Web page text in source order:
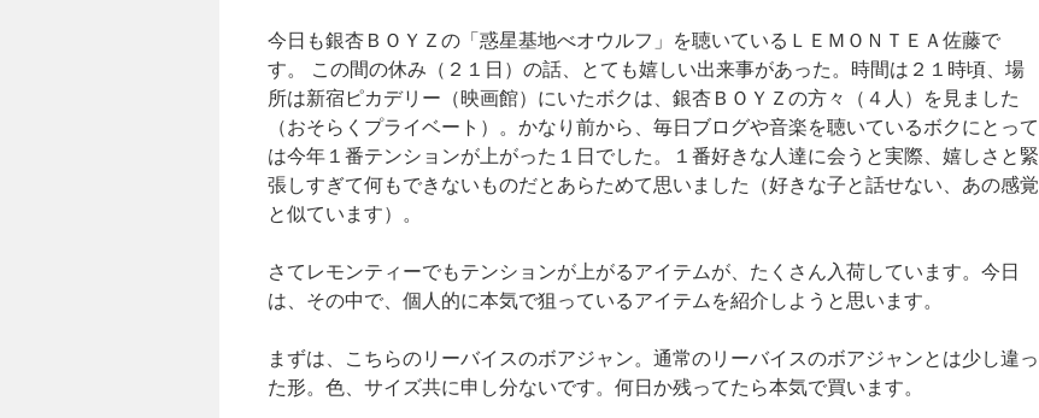
今日も銀杏ＢＯＹＺの「惑星基地べオウルフ」を聴いているＬＥＭＯＮＴＥＡ佐藤で
す。 この間の休み（２１日）の話、とても嬉しい出来事があった。時間は２１時頃、場
所は新宿ピカデリー（映画館）にいたボクは、銀杏ＢＯＹＺの方々（４人）を見ました
（おそらくプライベート）。かなり前から、毎日ブログや音楽を聴いているボクにとって
は今年１番テンションが上がった１日でした。１番好きな人達に会うと実際、嬉しさと緊
張しすぎて何もできないものだとあらためて思いました（好きな子と話せない、あの感覚
と似ています）。
さてレモンティーでもテンションが上がるアイテムが、たくさん入荷しています。今日
は、その中で、個人的に本気で狙っているアイテムを紹介しようと思います。
まずは、こちらのリーバイスのボアジャン。通常のリーバイスのボアジャンとは少し違っ
た形。色、サイズ共に申し分ないです。何日か残ってたら本気で買います。